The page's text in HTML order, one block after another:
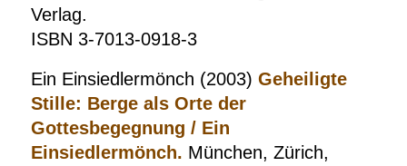
Verlag.
ISBN 3-7013-0918-3
Ein Einsiedlermönch (2003) Geheiligte
Stille: Berge als Orte der
Gottesbegegnung / Ein
Einsiedlermönch. München, Zürich,